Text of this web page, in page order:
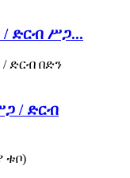
/ ድርብ ሥጋ...
/ ድርብ